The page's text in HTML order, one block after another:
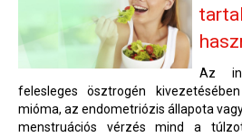
Az
felesleges ösztrogén
mióma, az endometriózis állapota
menstruációs vérzés mind a